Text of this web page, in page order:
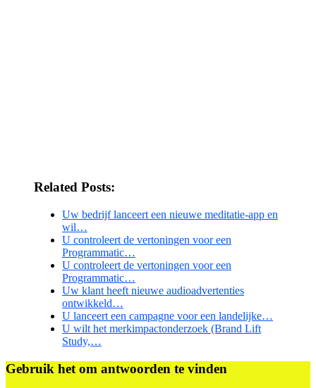
Related Posts:
Uw bedrijf lanceert een nieuwe meditatie-app en
wil…
U controleert de vertoningen voor een
Programmatic…
U controleert de vertoningen voor een
Programmatic…
Uw klant heeft nieuwe audioadvertenties
ontwikkeld…
U lanceert een campagne voor een landelijke…
U wilt het merkimpactonderzoek (Brand Lift
Study,…
Primaire
Gebruik het om antwoorden te vinden